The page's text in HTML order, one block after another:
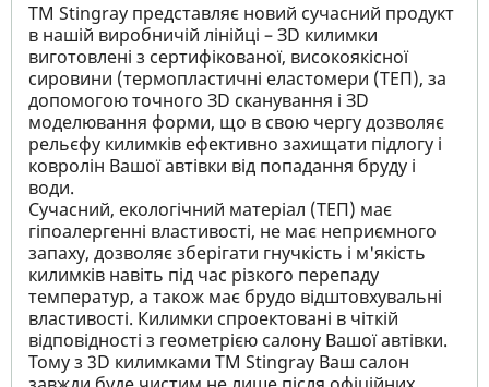
ТМ Stingray представляє новий сучасний продукт
в нашій виробничій лінійці – ЗD килимки
виготовлені з сертифікованої, високоякісної
сировини (термопластичні еластомери (ТЕП), за
допомогою точного ЗD сканування і ЗD
моделювання форми, що в свою чергу дозволяє
рельєфу килимків ефективно захищати підлогу і
ковролін Вашої автівки від попадання бруду і
води.
Сучасний, екологічний матеріал (ТЕП) має
гіпоалергенні властивості, не має неприємного
запаху, дозволяє зберігати гнучкість і м'якість
килимків навіть під час різкого перепаду
температур, а також має брудо відштовхувальні
властивості. Килимки спроектовані в чіткій
відповідності з геометрією салону Вашої автівки.
Тому з 3D килимками TM Stingray Ваш салон